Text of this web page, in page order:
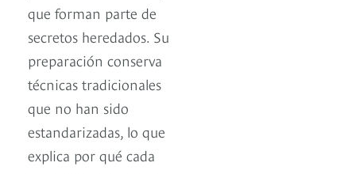
que forman parte de
secretos heredados. Su
preparación conserva
técnicas tradicionales
que no han sido
estandarizadas, lo que
explica por qué cada